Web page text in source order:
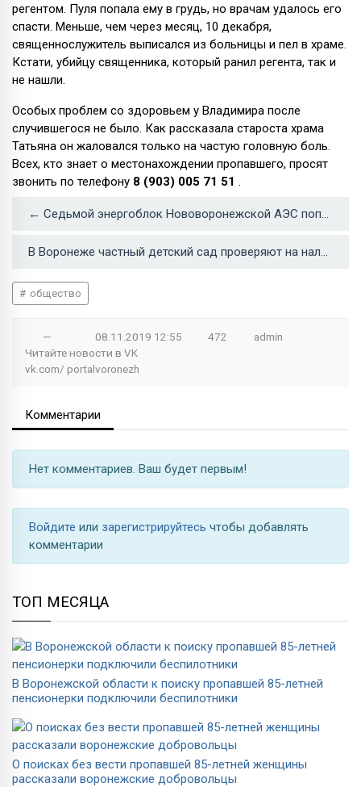
регентом. Пуля попала ему в грудь, но врачам удалось его
спасти. Меньше, чем через месяц, 10 декабря,
священнослужитель выписался из больницы и пел в храме.
Кстати, убийцу священника, который ранил регента, так и
не нашли.
Особых проблем со здоровьем у Владимира после
случившегося не было. Как рассказала староста храма
Татьяна он жаловался только на частую головную боль.
Всех, кто знает о местонахождении пропавшего, просят
звонить по телефону 8 (903) 005 71 51 .
← Седьмой энергоблок Нововоронежской АЭС пополнит областную казну
В Воронеже частный детский сад проверяют на наличие кишечной инфекции →
общество
— 08.11.2019 12:55 472
admin
Читайте новости в VK
vk.com/ portalvoronezh
Комментарии
Нет комментариев. Ваш будет первым!
Войдите или зарегистрируйтесь чтобы добавлять
комментарии
ТОП МЕСЯЦА
В Воронежской области к поиску пропавшей 85-летней
пенсионерки подключили беспилотники
О поисках без вести пропавшей 85-летней женщины
рассказали воронежские добровольцы